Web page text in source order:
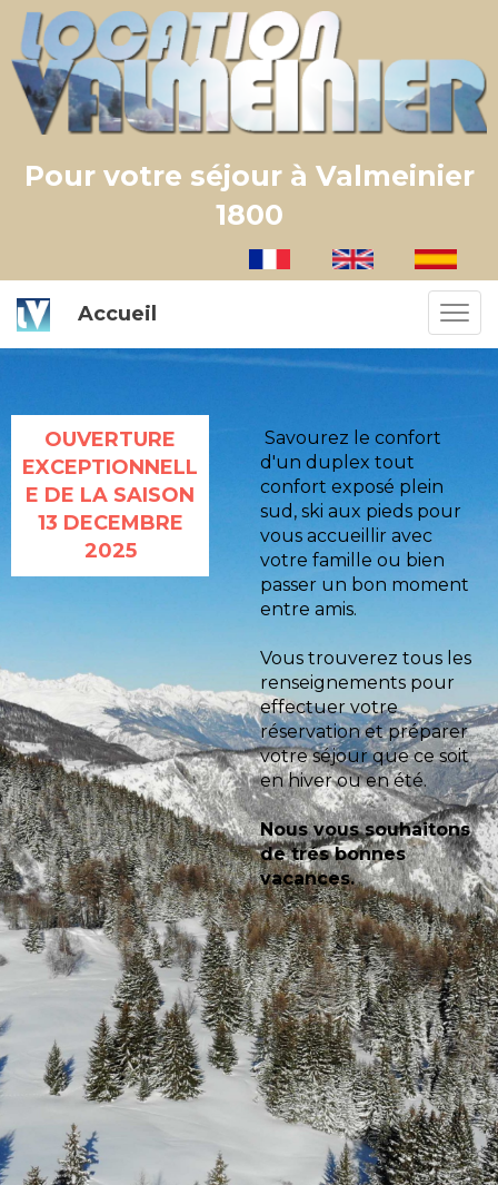
Pour votre séjour à Valmeinier
1800
Accueil
OUVERTURE
EXCEPTIONNELL
E DE LA SAISON
13 DECEMBRE
2025
Savourez le confort
d'un duplex tout
confort exposé plein
sud, ski aux pieds pour
vous accueillir avec
votre famille ou bien
passer un bon moment
entre amis.
Vous trouverez tous les
renseignements pour
effectuer votre
réservation et préparer
votre séjour que ce soit
en hiver ou en été.
Nous vous souhaitons
de trés bonnes
vacances.